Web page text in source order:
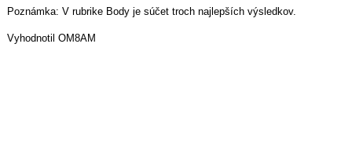
Poznámka: V rubrike Body je súčet troch najlepších výsledkov.
Vyhodnotil OM8AM